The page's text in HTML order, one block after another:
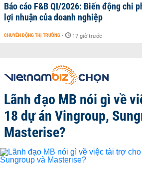
Báo cáo F&B QI/2026: Biến động chi
lợi nhuận của doanh nghiệp
CHUYỂN ĐỘNG THỊ TRƯỜNG - 17 giờ trước
Lãnh đạo MB nói gì về
18 dự án Vingroup,
Masterise?